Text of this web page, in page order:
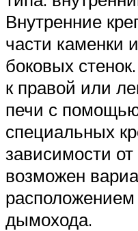
Внутренние
части каменки
боковых
к правой или
печи с
специальных
зависимости
возможен
расположением
дымохода.